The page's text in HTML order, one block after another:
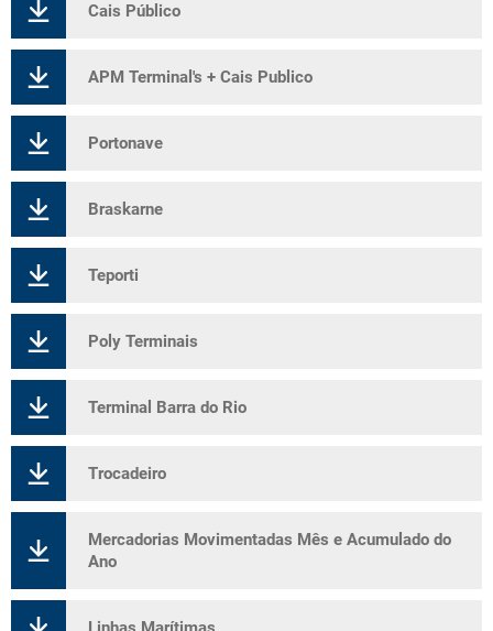
Cais Público
APM Terminal's + Cais Publico
Portonave
Braskarne
Teporti
Poly Terminais
Terminal Barra do Rio
Trocadeiro
Mercadorias Movimentadas Mês e Acumulado do
Ano